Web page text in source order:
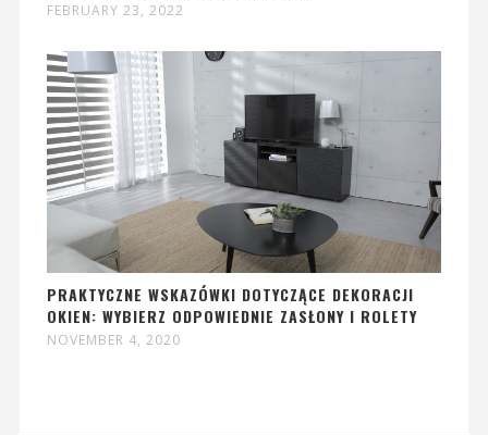
FEBRUARY 23, 2022
PRAKTYCZNE WSKAZÓWKI DOTYCZĄCE DEKORACJI
OKIEN: WYBIERZ ODPOWIEDNIE ZASŁONY I ROLETY
NOVEMBER 4, 2020